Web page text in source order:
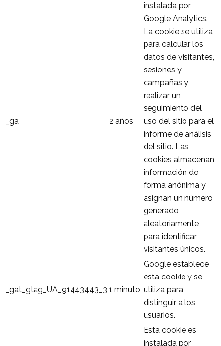
_ga 2 años
instalada por
Google Analytics.
La cookie se utiliza
para calcular los
datos de visitantes,
sesiones y
campañas y
realizar un
seguimiento del
uso del sitio para el
informe de análisis
del sitio. Las
cookies almacenan
información de
forma anónima y
asignan un número
generado
aleatoriamente
para identificar
visitantes únicos.
_gat_gtag_UA_91443443_3 1 minuto
Google establece
esta cookie y se
utiliza para
distinguir a los
usuarios.
Esta cookie es
instalada por